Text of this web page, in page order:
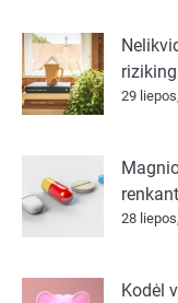
29
28
Kodėl